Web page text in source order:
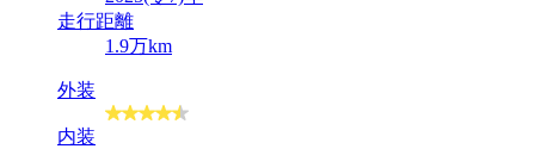
走行距離
1.9万km
外装
内装